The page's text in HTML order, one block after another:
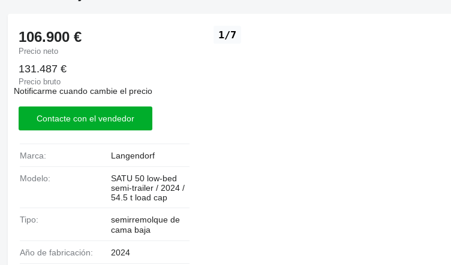
1/7
106.900 €
Precio neto
131.487 €
Precio bruto
Notificarme cuando cambie el precio
Contacte con el vendedor
Marca: Langendorf
Modelo:
SATU 50 low-bed
semi-trailer / 2024 /
54.5 t load cap
Tipo:
semirremolque de
cama baja
Año de fabricación: 2024